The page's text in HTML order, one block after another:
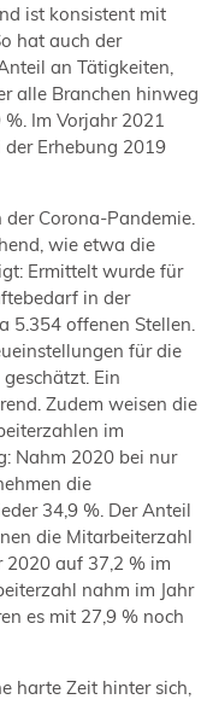
ist konsistent mit
hat auch der
an Tätigkeiten,
alle Branchen hinweg
Im Vorjahr 2021
Erhebung 2019
Corona-Pandemie.
wie etwa die
Ermittelt wurde für
in der
5.354 offenen Stellen.
für die
Ein
Zudem weisen die
im
Nahm 2020 bei nur
die
34,9 %. Der Anteil
die Mitarbeiterzahl
2020 auf 37,2 % im
nahm im Jahr
es mit 27,9 % noch
harte Zeit hinter sich,